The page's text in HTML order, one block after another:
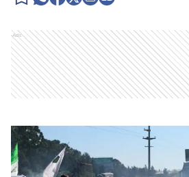
Ads